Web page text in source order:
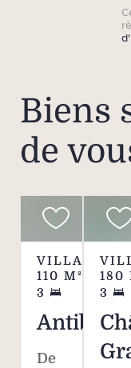
Biens
de
VILLA
110 M²
3
Antibes
De
180
3